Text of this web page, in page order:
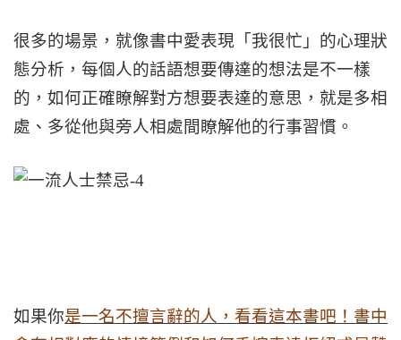
很多的場景，就像書中愛表現「我很忙」的心理狀
態分析，每個人的話語想要傳達的想法是不一樣
的，如何正確瞭解對方想要表達的意思，就是多相
處、多從他與旁人相處間瞭解他的行事習慣。
如果你是一名不擅言辭的人，看看這本書吧！書中